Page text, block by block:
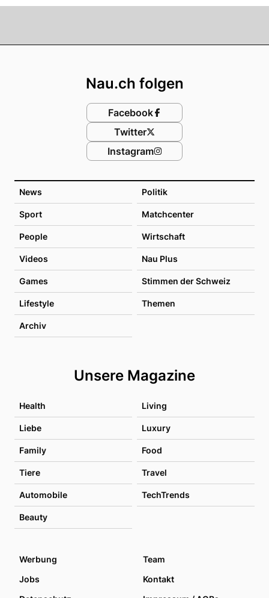
News Politik
Sport Matchcenter
People Wirtschaft
Videos Nau Plus
Games Stimmen der Schweiz
Lifestyle Themen
Archiv
Unsere Magazine
Health Living
Liebe Luxury
Family Food
Tiere Travel
Automobile TechTrends
Beauty
Nau.ch folgen
Facebook
Twitter
Instagram
Werbung
Team
Jobs
Kontakt